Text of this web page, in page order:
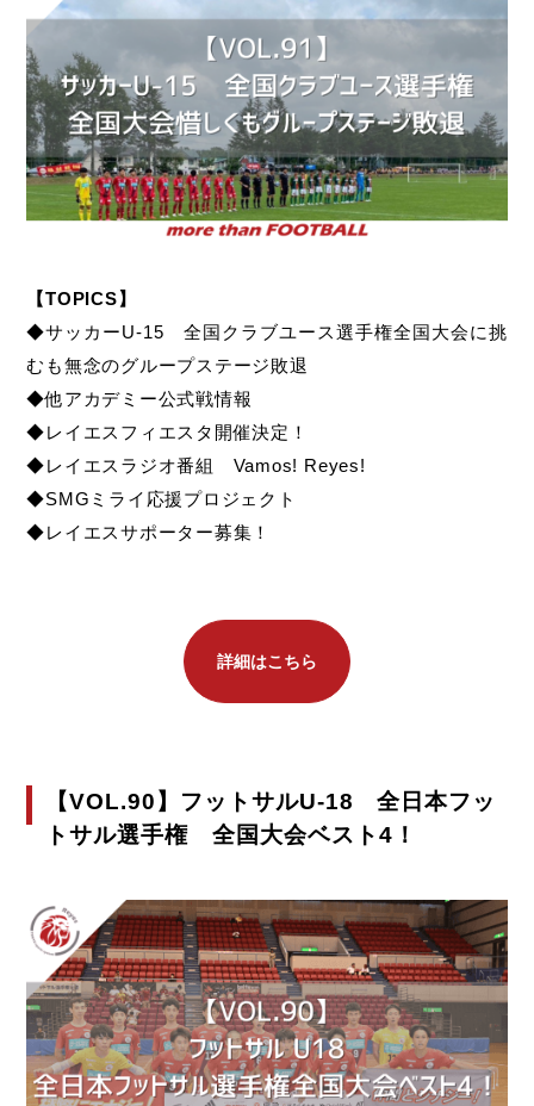
【TOPICS】
◆サッカーU-15 全国クラブユース選手権全国大会に挑
むも無念のグループステージ敗退
◆他アカデミー公式戦情報
◆レイエスフィエスタ開催決定！
◆レイエスラジオ番組 Vamos! Reyes!
◆SMGミライ応援プロジェクト
◆レイエスサポーター募集！
詳細はこちら
【VOL.90】フットサルU-18 全日本フッ
トサル選手権 全国大会ベスト4！